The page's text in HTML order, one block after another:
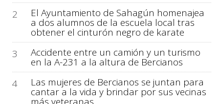
2
El Ayuntamiento de Sahagún homenajea
a dos alumnos de la escuela local tras
obtener el cinturón negro de karate
3
Accidente entre un camión y un turismo
en la A-231 a la altura de Bercianos
4
Las mujeres de Bercianos se juntan para
cantar a la vida y brindar por sus vecinas